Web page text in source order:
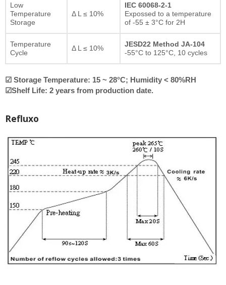
Low
Temperature
Storage
Δ L ≤ 10%
IEC 60068-2-1
Expossed to a temperature
of -55 ± 3°C for 2H
Temperature
Cycle
Δ L ≤ 10%
JESD22 Method JA-104
-55°C to 125°C, 10 cycles
☑ Storage Temperature: 15 ~ 28°C; Humidity < 80%RH
☑Shelf Life: 2 years from production date.
Refluxo